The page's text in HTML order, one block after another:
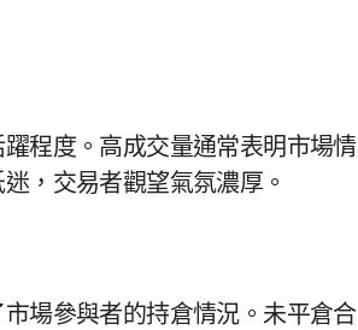
程度。高成交量通常表明市場情
，交易者觀望氣氛濃厚。
場參與者的持倉情況。未平倉合